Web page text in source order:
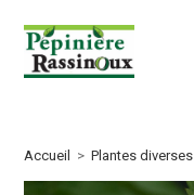
content
Accueil > Plantes diverses